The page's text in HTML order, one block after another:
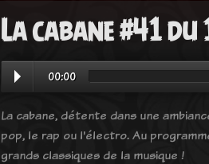
La cabane #41
00:00
La cabane, détente dans une
pop, le rap ou l'électro. Au
grands classiques de la musique !